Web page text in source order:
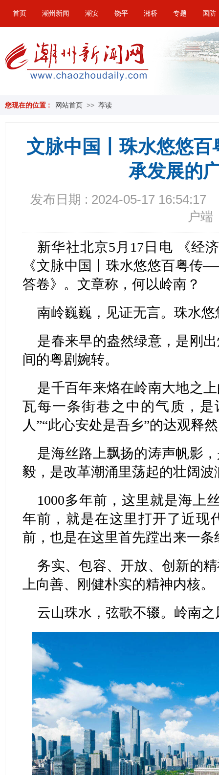
首页 潮州新闻 潮安 饶平 湘桥 专题 国防
您现在的位置 : 网站首页 >> 荐读
文脉中国丨珠水悠悠
承发展的
发布日期 : 2024-05-17 16:54:17
户端
新华社北京5月17日电 《经
《文脉中国丨珠水悠悠百粤
答卷》。文章称，何以岭南？
南岭巍巍，见证无言。珠水
是春来早的盎然绿意，是刚
间的粤剧婉转。
是千百年来烙在岭南大地之
瓦每一条街巷之中的气质，
人”“此心安处是吾乡”的达观释
是海丝路上飘扬的涛声帆影
毅，是改革潮涌里荡起的壮阔波
1000多年前，这里就是海上
年前，就是在这里打开了近现
前，也是在这里首先蹚出来一
务实、包容、开放、创新的
上向善、刚健朴实的精神内核。
云山珠水，弦歌不辍。岭南